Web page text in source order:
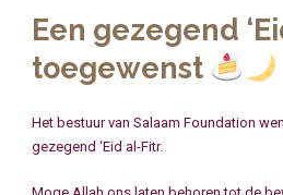
Een gezegend
toegewenst
Het bestuur van Salaam Foundation
gezegend ‘Eid al-Fitr.